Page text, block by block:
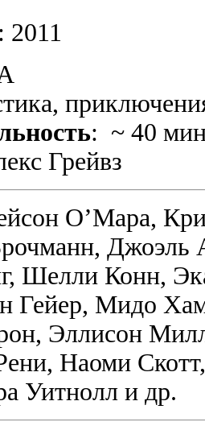
: 2011
: ~ 40
Грейвз
О’Мара,
Джоэль
Шелли Конн,
Мидо
Эллисон
Наоми
Уитнолл и др.